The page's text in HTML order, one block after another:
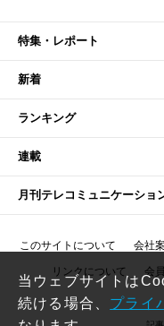
特集・レポート
新着
ランキング
連載
月刊テレコミュニケーショ
このサイトについて 会社
リンクについて 会
当ウェブサイトは
続ける場合、 プライ